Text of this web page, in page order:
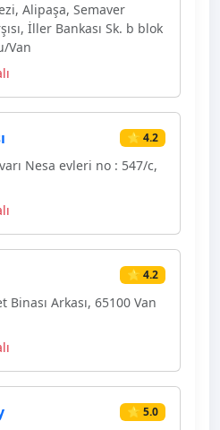
Alipaşa, Semaver
İller Bankası Sk. b blok
Van
⭐ 4.2
Nesa evleri no : 547/c,
⭐ 4.2
Binası Arkası, 65100 Van
⭐ 5.0